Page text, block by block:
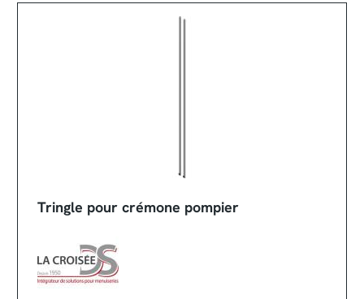
Tringle pour crémone pompier